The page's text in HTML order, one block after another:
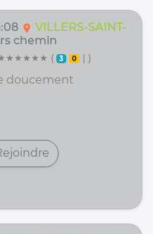
location_on VILLERS-SAINT-
chemin
F★★★★★★ ( 3 0 | )
doucement